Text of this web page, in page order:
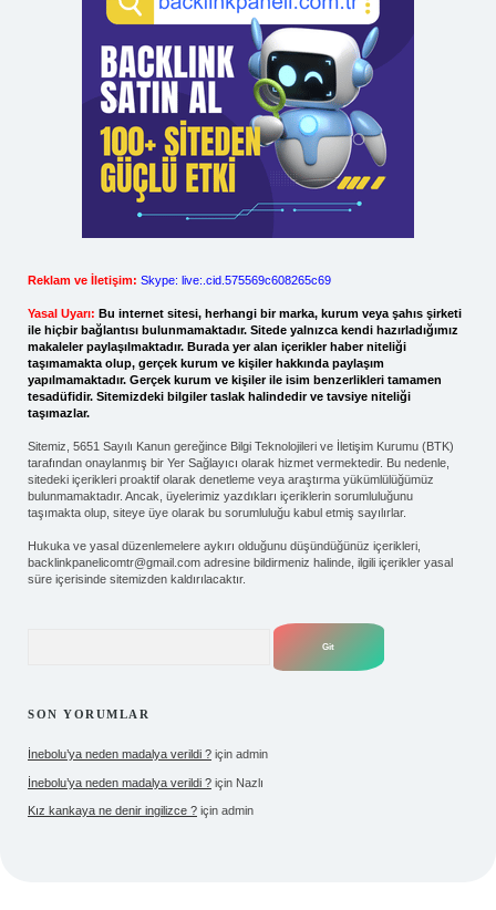
Reklam ve İletişim: Skype: live:.cid.575569c608265c69
Yasal Uyarı: Bu internet sitesi, herhangi bir marka, kurum veya şahıs şirketi
ile hiçbir bağlantısı bulunmamaktadır. Sitede yalnızca kendi hazırladığımız
makaleler paylaşılmaktadır. Burada yer alan içerikler haber niteliği
taşımamakta olup, gerçek kurum ve kişiler hakkında paylaşım
yapılmamaktadır. Gerçek kurum ve kişiler ile isim benzerlikleri tamamen
tesadüfidir. Sitemizdeki bilgiler taslak halindedir ve tavsiye niteliği
taşımazlar.
Sitemiz, 5651 Sayılı Kanun gereğince Bilgi Teknolojileri ve İletişim Kurumu (BTK)
tarafından onaylanmış bir Yer Sağlayıcı olarak hizmet vermektedir. Bu nedenle,
sitedeki içerikleri proaktif olarak denetleme veya araştırma yükümlülüğümüz
bulunmamaktadır. Ancak, üyelerimiz yazdıkları içeriklerin sorumluluğunu
taşımakta olup, siteye üye olarak bu sorumluluğu kabul etmiş sayılırlar.
Hukuka ve yasal düzenlemelere aykırı olduğunu düşündüğünüz içerikleri,
backlinkpanelicomtr@gmail.com adresine bildirmeniz halinde, ilgili içerikler yasal
süre içerisinde sitemizden kaldırılacaktır.
SON YORUMLAR
İnebolu’ya neden madalya verildi ? için admin
İnebolu’ya neden madalya verildi ? için Nazlı
Kız kankaya ne denir ingilizce ? için admin